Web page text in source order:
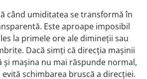
când umiditatea se transformă în
Este aproape imposibil
la primele ore ale dimineţii sau
Dacă simţi că direcţia mașinii
şi maşina nu mai răspunde normal,
schimbarea bruscă a direcţiei.